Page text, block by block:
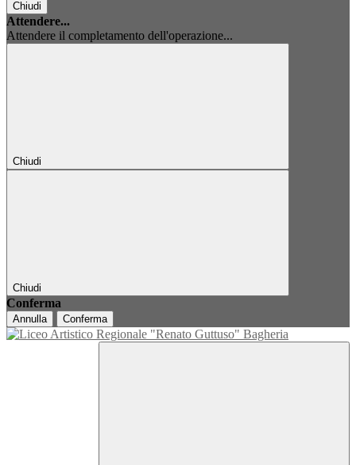
Chiudi
Attendere...
Attendere il completamento dell'operazione...
Chiudi
Chiudi
Conferma
Annulla Conferma